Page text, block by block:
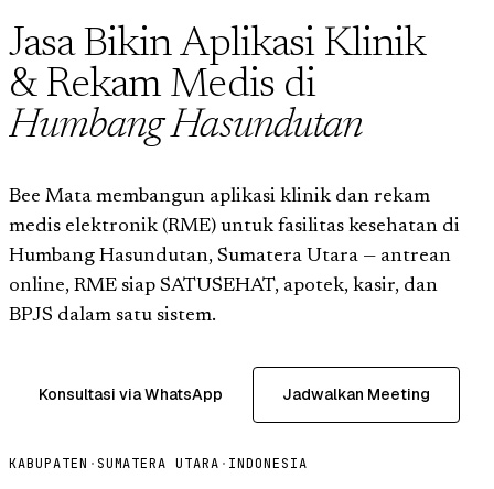
Jasa Bikin Aplikasi Klinik
& Rekam Medis di
Humbang Hasundutan
Bee Mata membangun aplikasi klinik dan rekam
medis elektronik (RME) untuk fasilitas kesehatan di
Humbang Hasundutan, Sumatera Utara — antrean
online, RME siap SATUSEHAT, apotek, kasir, dan
BPJS dalam satu sistem.
Konsultasi via WhatsApp Jadwalkan Meeting
KABUPATEN · SUMATERA UTARA · INDONESIA